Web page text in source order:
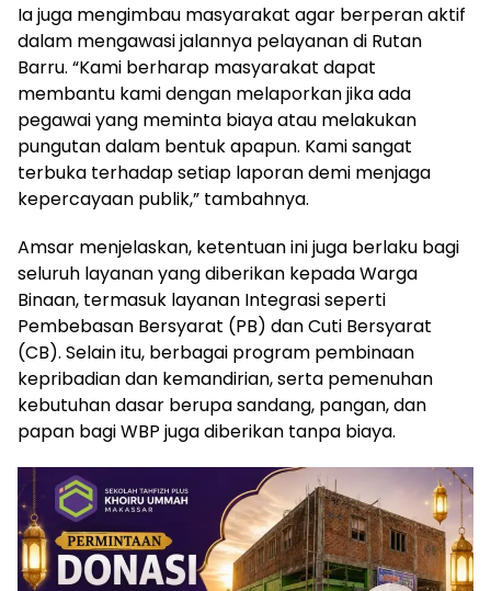
Ia juga mengimbau masyarakat agar berperan aktif
dalam mengawasi jalannya pelayanan di Rutan
Barru. “Kami berharap masyarakat dapat
membantu kami dengan melaporkan jika ada
pegawai yang meminta biaya atau melakukan
pungutan dalam bentuk apapun. Kami sangat
terbuka terhadap setiap laporan demi menjaga
kepercayaan publik,” tambahnya.
Amsar menjelaskan, ketentuan ini juga berlaku bagi
seluruh layanan yang diberikan kepada Warga
Binaan, termasuk layanan Integrasi seperti
Pembebasan Bersyarat (PB) dan Cuti Bersyarat
(CB). Selain itu, berbagai program pembinaan
kepribadian dan kemandirian, serta pemenuhan
kebutuhan dasar berupa sandang, pangan, dan
papan bagi WBP juga diberikan tanpa biaya.